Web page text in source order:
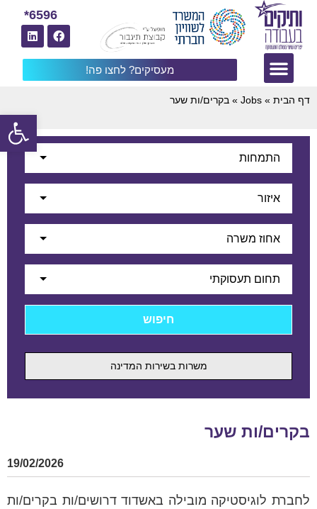
מעסיקים? לחצו פה!
6596*
דף הבית »
Jobs
» בקרים/ות שער
התמחות
איזור
אחוז משרה
תחום תעסוקתי
משרות בשירות המדינה
בקרים/ות שער
19/02/2026
לחברת לוגיסטיקה מובילה באשדוד דרושים/ות בקרים/ות